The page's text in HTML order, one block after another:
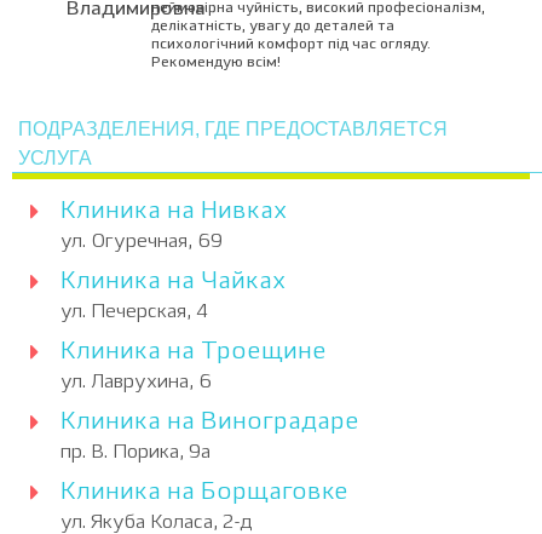
неймовірна чуйність, високий професіоналізм,
делікатність, увагу до деталей та
психологічний комфорт під час огляду.
Рекомендую всім!
ПОДРАЗДЕЛЕНИЯ, ГДЕ ПРЕДОСТАВЛЯЕТСЯ
УСЛУГА
Клиника на Нивках
ул. Огуречная, 69
Клиника на Чайках
ул. Печерская, 4
Клиника на Троещине
ул. Лаврухина, 6
Клиника на Виноградаре
пр. В. Порика, 9а
Клиника на Борщаговке
ул. Якуба Коласа, 2-д